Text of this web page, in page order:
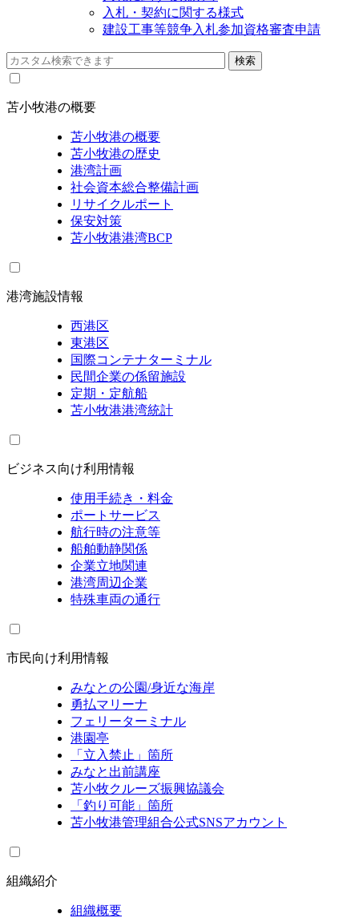
入札・契約に関する様式
建設工事等競争入札参加資格審査申請
苫小牧港の概要
苫小牧港の概要
苫小牧港の歴史
港湾計画
社会資本総合整備計画
リサイクルポート
保安対策
苫小牧港港湾BCP
港湾施設情報
西港区
東港区
国際コンテナターミナル
民間企業の係留施設
定期・定航船
苫小牧港港湾統計
ビジネス向け利用情報
使用手続き・料金
ポートサービス
航行時の注意等
船舶動静関係
企業立地関連
港湾周辺企業
特殊車両の通行
市民向け利用情報
みなとの公園/身近な海岸
勇払マリーナ
フェリーターミナル
港園亭
「立入禁止」箇所
みなと出前講座
苫小牧クルーズ振興協議会
「釣り可能」箇所
苫小牧港管理組合公式SNSアカウント
組織紹介
組織概要